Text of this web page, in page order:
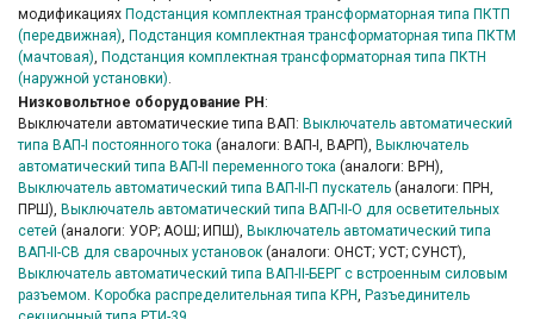
модификациях Подстанция комплектная трансформаторная типа ПКТП
(передвижная), Подстанция комплектная трансформаторная типа ПКТМ
(мачтовая), Подстанция комплектная трансформаторная типа ПКТН
(наружной установки).
Низковольтное оборудование РН :
Выключатели автоматические типа ВАП: Выключатель автоматический
типа ВАП-І постоянного тока (аналоги: ВАП-І, ВАРП), Выключатель
автоматический типа ВАП-ІІ переменного тока (аналоги: ВРН),
Выключатель автоматический типа ВАП-ІІ-П пускатель (аналоги: ПРН,
ПРШ), Выключатель автоматический типа ВАП-ІІ-О для осветительных
сетей (аналоги: УОР; АОШ; ИПШ), Выключатель автоматический типа
ВАП-ІІ-СВ для сварочных установок (аналоги: ОНСТ; УСТ; СУНСТ),
Выключатель автоматический типа ВАП-ІІ-БЕРГ с встроенным силовым
разъемом. Коробка распределительная типа КРН, Разъединитель